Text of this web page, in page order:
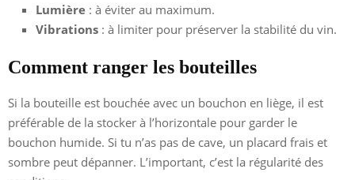
Lumière : à éviter au maximum.
Vibrations : à limiter pour préserver la stabilité du vin.
Comment ranger les bouteilles
Si la bouteille est bouchée avec un bouchon en liège, il est
préférable de la stocker à l’horizontale pour garder le
bouchon humide. Si tu n’as pas de cave, un placard frais et
sombre peut dépanner. L’important, c’est la régularité des